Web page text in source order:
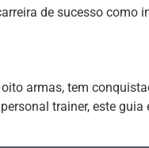
de sucesso como
armas, tem
trainer, este guia